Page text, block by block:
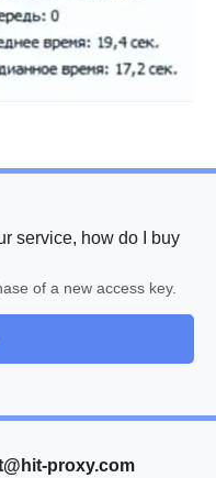
service, how do I buy
of a new access key.
proxy.com